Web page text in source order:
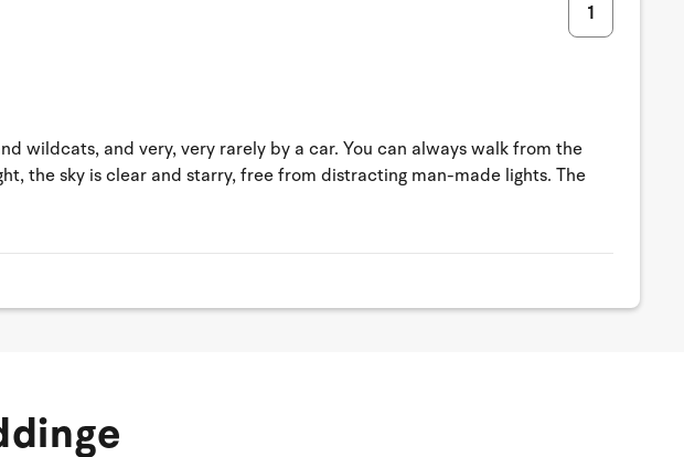
1
wildcats, and very, very rarely by a car. You can always walk from the
the sky is clear and starry, free from distracting man-made lights. The